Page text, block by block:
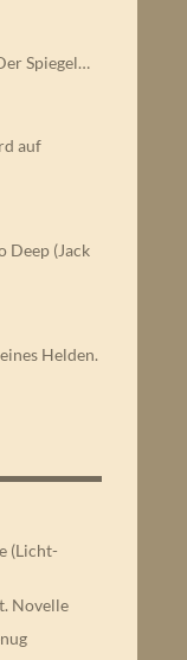
Spiegel…
auf
Deep (Jack
Helden.
(Licht-
Novelle